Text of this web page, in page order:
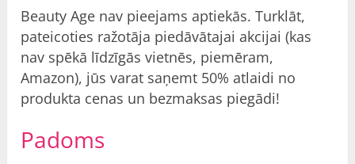
Beauty Age nav pieejams aptiekās. Turklāt,
pateicoties ražotāja piedāvātajai akcijai (kas
nav spēkā līdzīgās vietnēs, piemēram,
Amazon), jūs varat saņemt 50% atlaidi no
produkta cenas un bezmaksas piegādi!
Padoms